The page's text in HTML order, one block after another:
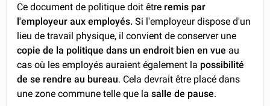
Ce document de politique doit être remis par
l'employeur aux employés.Si l'employeur dispose d'un
lieu de travail physique, il convient de conserver une
copie de la politique dans un endroit bien en vue au
cas où les employés auraient également la possibilité
de se rendre au bureau. Cela devrait être placé dans
une zone commune telle que lasalle de pause.